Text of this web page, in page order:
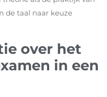
de taal naar keuze
over het
in een